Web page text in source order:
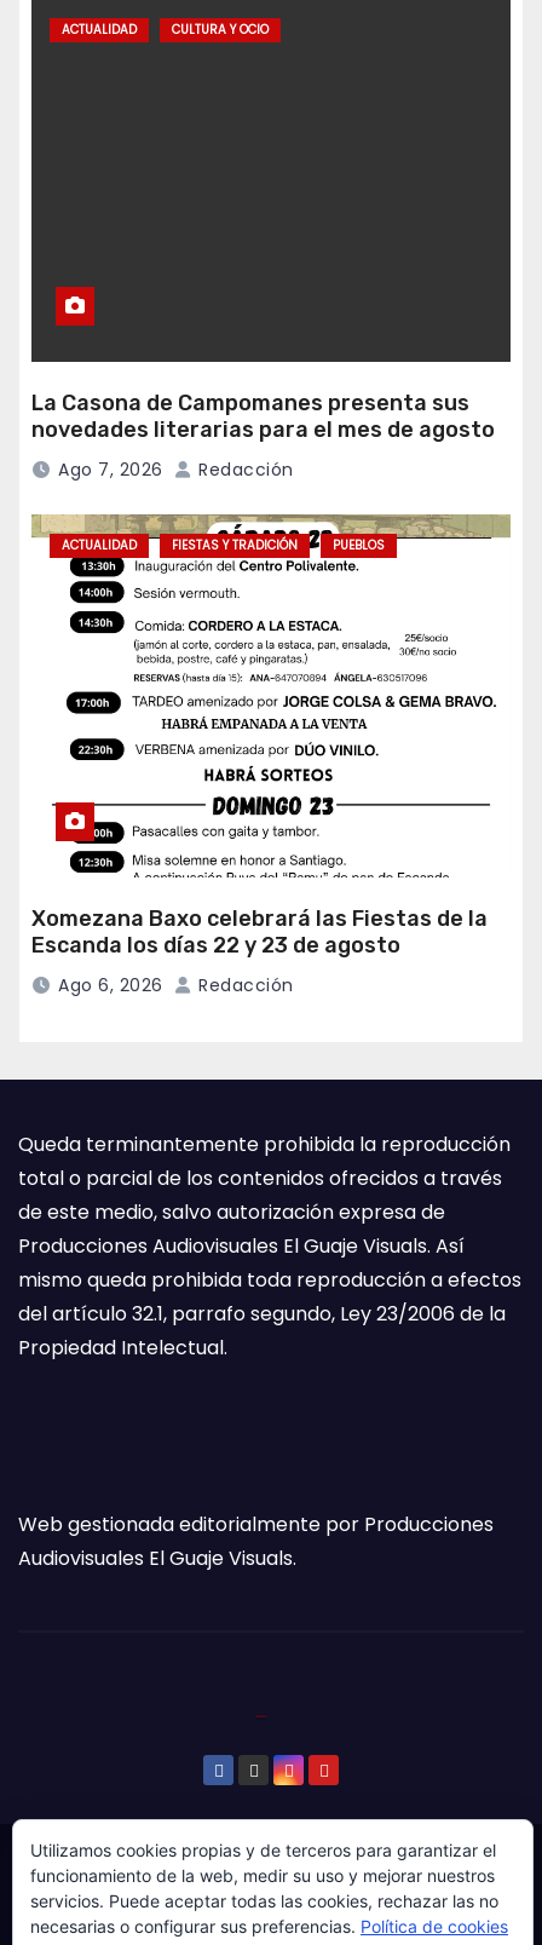
ACTUALIDAD CULTURA Y OCIO
La Casona de Campomanes presenta sus
novedades literarias para el mes de agosto
Ago 7, 2026 Redacción
ACTUALIDAD FIESTAS Y TRADICIÓN PUEBLOS
Xomezana Baxo celebrará las Fiestas de la
Escanda los días 22 y 23 de agosto
Ago 6, 2026 Redacción
Queda terminantemente prohibida la reproducción
total o parcial de los contenidos ofrecidos a través
de este medio, salvo autorización expresa de
Producciones Audiovisuales El Guaje Visuals. Así
mismo queda prohibida toda reproducción a efectos
del artículo 32.1, parrafo segundo, Ley 23/2006 de la
Propiedad Intelectual.
Web gestionada editorialmente por Producciones
Audiovisuales El Guaje Visuals.
© Copyright 2024. Todos los derechos reservados.
Web gestionada por Producciones Audiovisuales El
Guaje Visuals.
Utilizamos cookies propias y de terceros para garantizar el
funcionamiento de la web, medir su uso y mejorar nuestros
servicios. Puede aceptar todas las cookies, rechazar las no
necesarias o configurar sus preferencias. Política de cookies